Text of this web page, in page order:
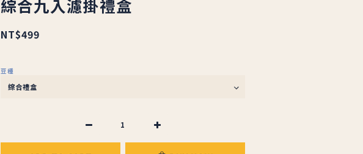
綜合九入濾掛禮盒
NT$499
豆種